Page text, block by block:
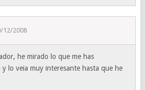
12/2008
he mirado lo que me has
y lo veia muy interesante hasta que he